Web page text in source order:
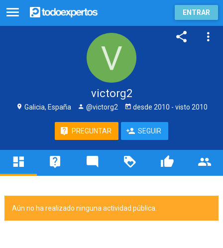
ENTRAR
victorg2
Galicia, España @victorg2 desde 2010 - visto 2010
PREGUNTAR SEGUIR
Aún no ha realizado ninguna actividad pública.